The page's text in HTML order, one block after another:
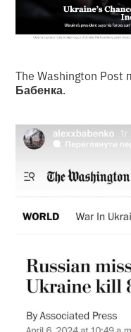
The Washington Post
Бабенка.